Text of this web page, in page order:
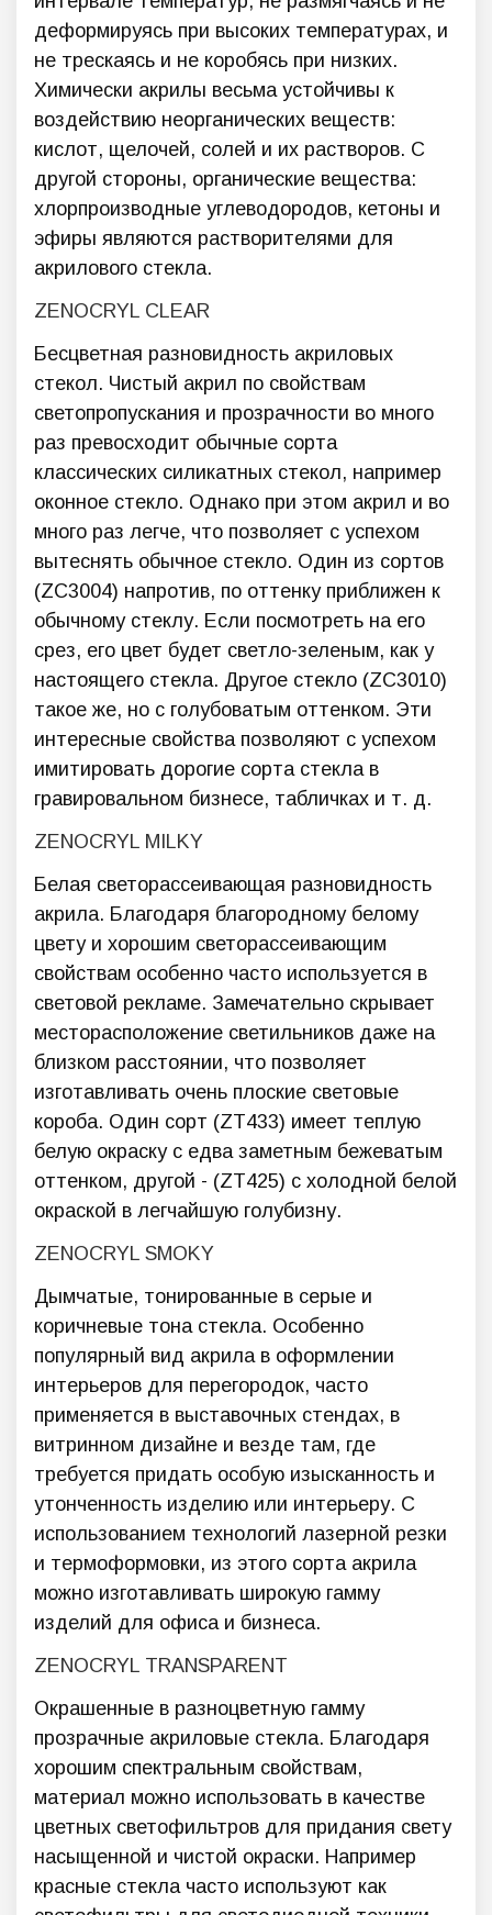
деформируясь при высоких температурах, и
не трескаясь и не коробясь при низких.
Химически акрилы весьма устойчивы к
воздействию неорганических веществ:
кислот, щелочей, солей и их растворов. С
другой стороны, органические вещества:
хлорпроизводные углеводородов, кетоны и
эфиры являются растворителями для
акрилового стекла.
ZENOCRYL CLEAR
Бесцветная разновидность акриловых
стекол. Чистый акрил по свойствам
светопропускания и прозрачности во много
раз превосходит обычные сорта
классических силикатных стекол, например
оконное стекло. Однако при этом акрил и во
много раз легче, что позволяет с успехом
вытеснять обычное стекло. Один из сортов
(ZC3004) напротив, по оттенку приближен к
обычному стеклу. Если посмотреть на его
срез, его цвет будет светло-зеленым, как у
настоящего стекла. Другое стекло (ZC3010)
такое же, но с голубоватым оттенком. Эти
интересные свойства позволяют с успехом
имитировать дорогие сорта стекла в
гравировальном бизнесе, табличках и т. д.
ZENOCRYL MILKY
Белая светорассеивающая разновидность
акрила. Благодаря благородному белому
цвету и хорошим светорассеивающим
свойствам особенно часто используется в
световой рекламе. Замечательно скрывает
месторасположение светильников даже на
близком расстоянии, что позволяет
изготавливать очень плоские световые
короба. Один сорт (ZT433) имеет теплую
белую окраску с едва заметным бежеватым
оттенком, другой - (ZT425) с холодной белой
окраской в легчайшую голубизну.
ZENOCRYL SMOKY
Дымчатые, тонированные в серые и
коричневые тона стекла. Особенно
популярный вид акрила в оформлении
интерьеров для перегородок, часто
применяется в выставочных стендах, в
витринном дизайне и везде там, где
требуется придать особую изысканность и
утонченность изделию или интерьеру. С
использованием технологий лазерной резки
и термоформовки, из этого сорта акрила
можно изготавливать широкую гамму
изделий для офиса и бизнеса.
ZENOCRYL TRANSPARENT
Окрашенные в разноцветную гамму
прозрачные акриловые стекла. Благодаря
хорошим спектральным свойствам,
материал можно использовать в качестве
цветных светофильтров для придания свету
насыщенной и чистой окраски. Например
красные стекла часто используют как